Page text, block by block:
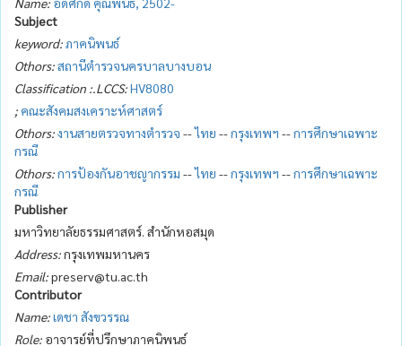
Subject
keyword:ภาคนิพนธ์
Othors:สถานีตำรวจนครบาลบางบอน
Classification :.LCCS:HV8080
; คณะสังคมสงเคราะห์ศาสตร์
Othors:งานสายตรวจทางตำรวจ --ไทย --กรุงเทพฯ --การศึกษาเฉพาะ
กรณี
Othors:การป้องกันอาชญากรรม --ไทย --กรุงเทพฯ --การศึกษาเฉพาะ
กรณี
Publisher
มหาวิทยาลัยธรรมศาสตร์. สำนักหอสมุด
Address:กรุงเทพมหานคร
Email:preserv@tu.ac.th
Contributor
Name:เดชา สังขวรรณ
Role: อาจารย์ที่ปรึกษาภาคนิพนธ์